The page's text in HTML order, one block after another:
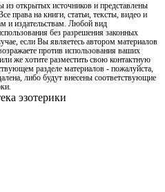
открытых источников и представлены
права на книги, статьи, тексты, видео и
и издательствам. Любой вид
без разрешения законных
если Вы являетесь автором материалов
против использования ваших
же хотите разместить свою контактную
разделе материалов - пожалуйста,
либо будут внесены соответствующие
эзотерики